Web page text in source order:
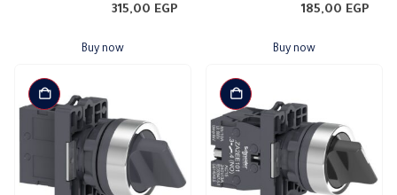
4.67من 5
185,00 EGP
Buy now
4.17من 5
315,00 EGP
Buy now